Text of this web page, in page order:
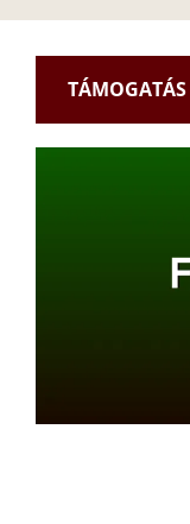
TÁMOGATÁS